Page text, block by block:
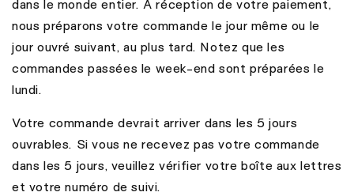
dans le monde entier. A réception de votre paiement,
nous préparons votre commande le jour même ou le
jour ouvré suivant, au plus tard. Notez que les
commandes passées le week-end sont préparées le
lundi.
Votre commande devrait arriver dans les 5 jours
ouvrables. Si vous ne recevez pas votre commande
dans les 5 jours, veuillez vérifier votre boîte aux lettres
et votre numéro de suivi.